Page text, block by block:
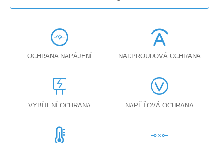
OCHRANA NAPÁJENÍ NADPROUDOVÁ OCHRANA
VYBÍJENÍ OCHRANA NAPĚŤOVÁ OCHRANA